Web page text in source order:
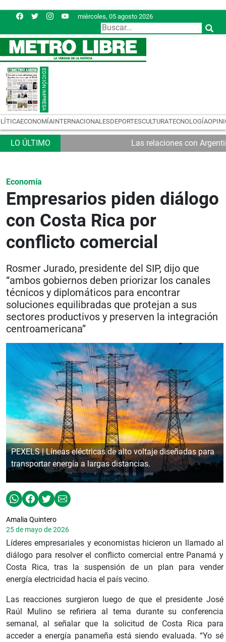
miércoles, 05 agosto 2026
ECONOMÍAINTERNACIONALESDEPORTESCULTURATECNOLOGÍA
Las relaciones con
Economía
Empresarios piden diálogo
con Costa Rica por
conflicto comercial
Rosmer Jurado, presidente del SIP, dijo que
“ambos gobiernos deben priorizar los canales
técnicos y diplomáticos para encontrar
soluciones equilibradas que protejan a sus
sectores productivos y preserven la integración
centroamericana”
PEXELS | Líneas eléctricas de alto voltaje diseñadas para
transportar energía a largas distancias.
Amalia Quintero
25 de mayo de 2026
Líderes empresariales y economistas hicieron un llamado al
diálogo para resolver el conflicto comercial entre Panamá y
Costa Rica, tras la suspensión de un plan para vender
energía electricidad hacia el país vecino.
Las reacciones surgieron luego de que el presidente José
Raúl Mulino se refiriera al tema durante su conferencia
semanal, al señalar que la solicitud de Costa Rica para
acceder a energía panameña está siendo evaluada. “Yo sé